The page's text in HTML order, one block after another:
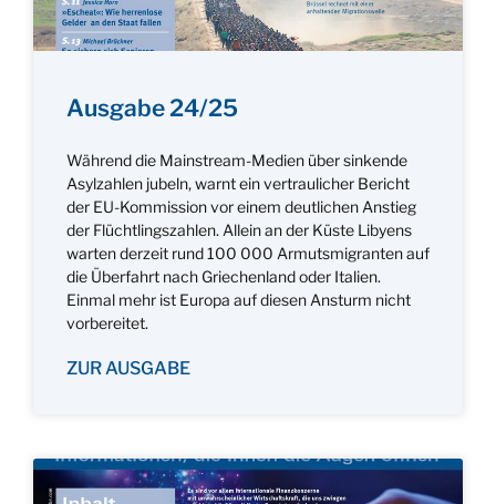
Ausgabe 24/25
Während die Mainstream-Medien über sinkende
Asylzahlen jubeln, warnt ein vertraulicher Bericht
der EU-Kommission vor einem deutlichen Anstieg
der Flüchtlingszahlen. Allein an der Küste Libyens
warten derzeit rund 100 000 Armutsmigranten auf
die Überfahrt nach Griechenland oder Italien.
Einmal mehr ist Europa auf diesen Ansturm nicht
vorbereitet.
ZUR AUSGABE